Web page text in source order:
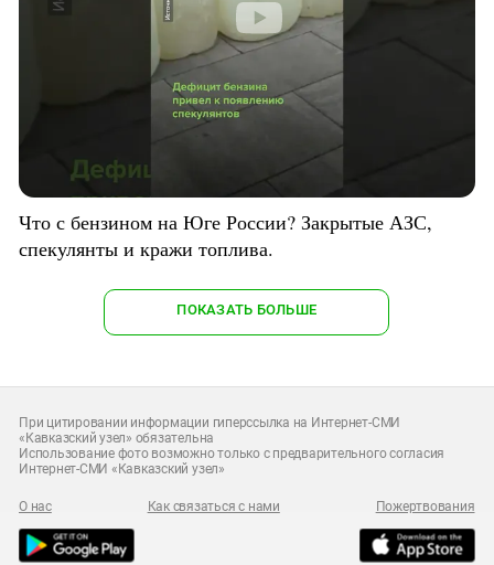
Что с бензином на Юге России? Закрытые АЗС,
спекулянты и кражи топлива.
ПОКАЗАТЬ БОЛЬШЕ
При цитировании информации гиперссылка на Интернет-СМИ
«Кавказский узел» обязательна
Использование фото возможно только с предварительного согласия
Интернет-СМИ «Кавказский узел»
О нас Как связаться с нами Пожертвования